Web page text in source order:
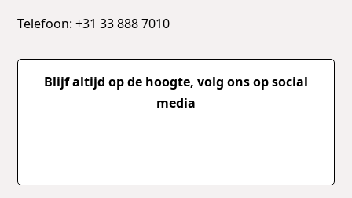
Telefoon: +31 33 888 7010
Blijf altijd op de hoogte, volg ons op social
media